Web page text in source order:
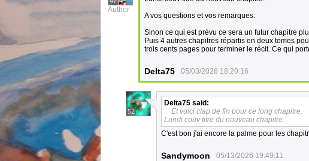
Author
A vos questions et vos remarques.
Sinon ce qui est prévu ce sera un futur chapitre
Puis 4 autres chapitres répartis en deux tomes
trois cents pages pour terminer le récit. Ce qui
Delta75 05/03/2026 18:20:16
52
Delta75 said:
Et voici clap de fin pour ce long chapitre.
Lundi couv titre du nouveau chapitre.
C'est bon j'ai encore la palme pour les
Sandymoon 05/13/2026 19:49:11